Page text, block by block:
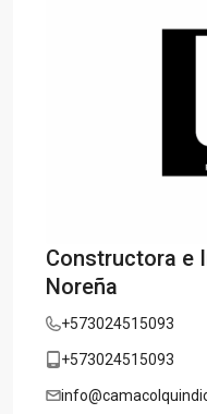
Constructora e
Noreña
+573024515093
+573024515093